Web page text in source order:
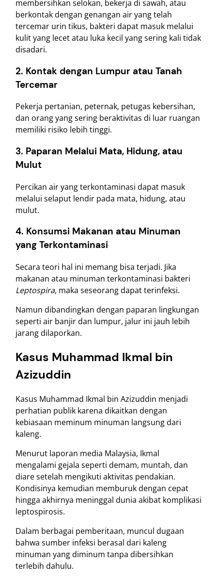
membersihkan selokan, bekerja di sawah, atau
berkontak dengan genangan air yang telah
tercemar urin tikus, bakteri dapat masuk melalui
kulit yang lecet atau luka kecil yang sering kali tidak
disadari.
2. Kontak dengan Lumpur atau Tanah
Tercemar
Pekerja pertanian, peternak, petugas kebersihan,
dan orang yang sering beraktivitas di luar ruangan
memiliki risiko lebih tinggi.
3. Paparan Melalui Mata, Hidung, atau
Mulut
Percikan air yang terkontaminasi dapat masuk
melalui selaput lendir pada mata, hidung, atau
mulut.
4. Konsumsi Makanan atau Minuman
yang Terkontaminasi
Secara teori hal ini memang bisa terjadi. Jika
makanan atau minuman terkontaminasi bakteri
Leptospira, maka seseorang dapat terinfeksi.
Namun dibandingkan dengan paparan lingkungan
seperti air banjir dan lumpur, jalur ini jauh lebih
jarang dilaporkan.
Kasus Muhammad Ikmal bin
Azizuddin
Kasus Muhammad Ikmal bin Azizuddin menjadi
perhatian publik karena dikaitkan dengan
kebiasaan meminum minuman langsung dari
kaleng.
Menurut laporan media Malaysia, Ikmal
mengalami gejala seperti demam, muntah, dan
diare setelah mengikuti aktivitas pendakian.
Kondisinya kemudian memburuk dengan cepat
hingga akhirnya meninggal dunia akibat komplikasi
leptospirosis.
Dalam berbagai pemberitaan, muncul dugaan
bahwa sumber infeksi berasal dari kaleng
minuman yang diminum tanpa dibersihkan
terlebih dahulu.